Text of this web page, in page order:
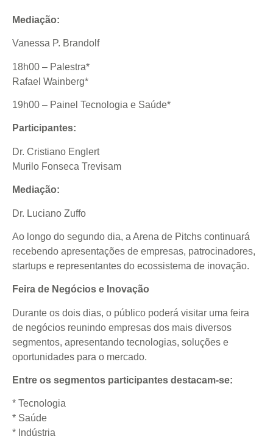
Mediação:
Vanessa P. Brandolf
18h00 – Palestra*
Rafael Wainberg*
19h00 – Painel Tecnologia e Saúde*
Participantes:
Dr. Cristiano Englert
Murilo Fonseca Trevisam
Mediação:
Dr. Luciano Zuffo
Ao longo do segundo dia, a Arena de Pitchs continuará
recebendo apresentações de empresas, patrocinadores,
startups e representantes do ecossistema de inovação.
Feira de Negócios e Inovação
Durante os dois dias, o público poderá visitar uma feira
de negócios reunindo empresas dos mais diversos
segmentos, apresentando tecnologias, soluções e
oportunidades para o mercado.
Entre os segmentos participantes destacam-se:
* Tecnologia
* Saúde
* Indústria